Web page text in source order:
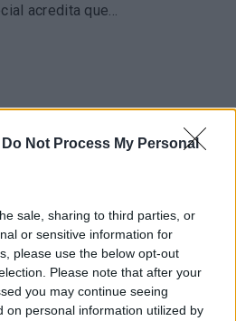
Do Not Process My Personal
sale, sharing to third parties, or
or sensitive information for
please use the below opt-out
Please note that after your
you may continue seeing
on personal information utilized by
acredita que…